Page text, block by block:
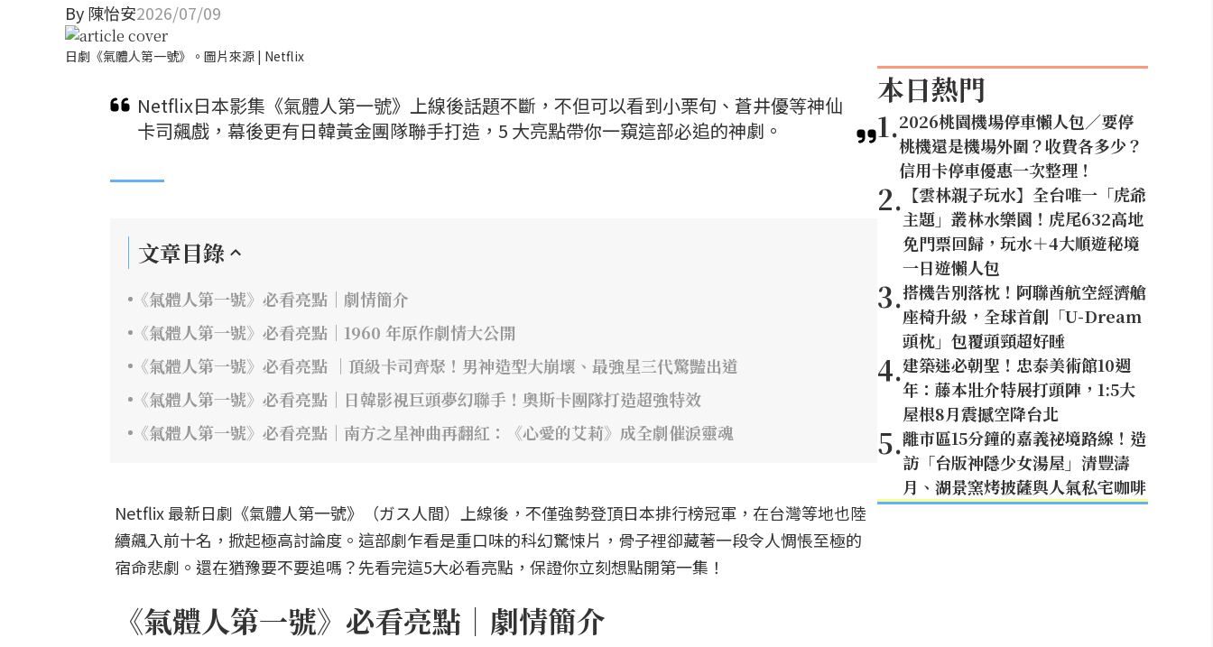
By陳怡安2026/07/09
日劇《氣體人第一號》。圖片來源 | Netflix
Netflix日本影集《氣體人第一號》上線後話題不斷，不但可以看到小栗旬、蒼井優等神仙
卡司飆戲，幕後更有日韓黃金團隊聯手打造，5 大亮點帶你一窺這部必追的神劇。
文章目錄
《氣體人第一號》必看亮點｜劇情簡介
《氣體人第一號》必看亮點｜1960 年原作劇情大公開
《氣體人第一號》必看亮點 ｜頂級卡司齊聚！男神造型大崩壞、最強星三代驚豔出道
《氣體人第一號》必看亮點｜日韓影視巨頭夢幻聯手！奧斯卡團隊打造超強特效
《氣體人第一號》必看亮點｜南方之星神曲再翻紅：《心愛的艾莉》成全劇催淚靈魂
Netflix 最新日劇《氣體人第一號》（ガス人間）上線後，不僅強勢登頂日本排行榜冠軍，在台灣等地也陸
續飆入前十名，掀起極高討論度。這部劇乍看是重口味的科幻驚悚片，骨子裡卻藏著一段令人惆悵至極的
宿命悲劇。還在猶豫要不要追嗎？先看完這5大必看亮點，保證你立刻想點開第一集！
《氣體人第一號》必看亮點｜劇情簡介
本日熱門
1.2026桃園機場停車懶人包／要停
桃機還是機場外圍？收費各多少？
信用卡停車優惠一次整理！
2. 【雲林親子玩水】全台唯一「虎爺
主題」叢林水樂園！虎尾632高地
免門票回歸，玩水＋4大順遊秘境
一日遊懶人包
3.搭機告別落枕！阿聯酋航空經濟艙
座椅升級，全球首創「U-Dream
頭枕」包覆頭頸超好睡
4.建築迷必朝聖！忠泰美術館10週
年：藤本壯介特展打頭陣，1:5大
屋根8月震撼空降台北
5.離市區15分鐘的嘉義祕境路線！造
訪「台版神隱少女湯屋」清豐濤
月、湖景窯烤披薩與人氣私宅咖啡